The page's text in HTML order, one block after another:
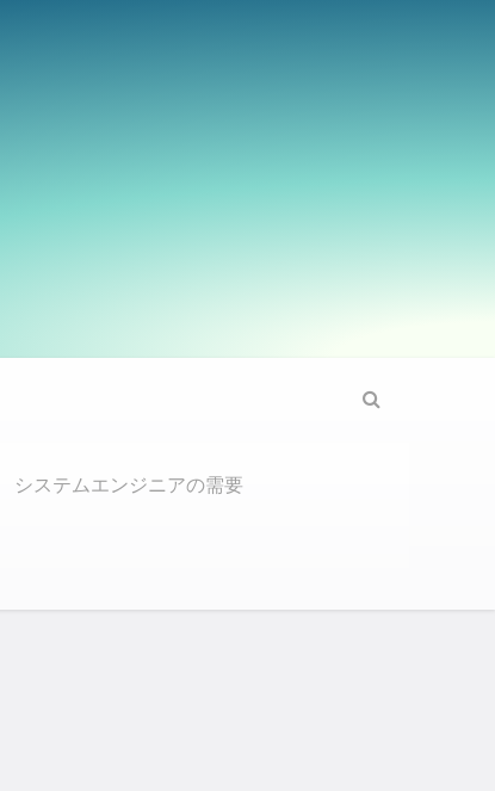
システムエンジニアの需要
Search